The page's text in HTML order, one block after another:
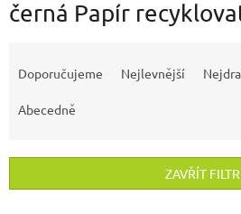
černá Papír
r
Doporučujeme Nejlevnější
Abecedně
ZAVŘÍT FILTR